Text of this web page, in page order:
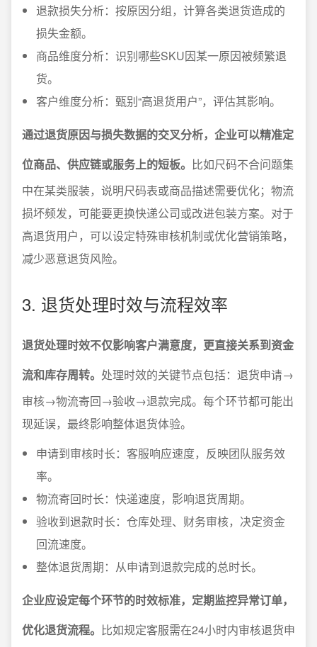
退款损失分析：按原因分组，计算各类退货造成的
损失金额。
商品维度分析：识别哪些SKU因某一原因被频繁退
货。
客户维度分析：甄别“高退货用户”，评估其影响。
通过退货原因与损失数据的交叉分析，企业可以精准定
位商品、供应链或服务上的短板。 比如尺码不合问题集
中在某类服装，说明尺码表或商品描述需要优化；物流
损坏频发，可能要更换快递公司或改进包装方案。对于
高退货用户，可以设定特殊审核机制或优化营销策略，
减少恶意退货风险。
3. 退货处理时效与流程效率
退货处理时效不仅影响客户满意度，更直接关系到资金
流和库存周转。 处理时效的关键节点包括：退货申请→
审核→物流寄回→验收→退款完成。每个环节都可能出
现延误，最终影响整体退货体验。
申请到审核时长：客服响应速度，反映团队服务效
率。
物流寄回时长：快递速度，影响退货周期。
验收到退款时长：仓库处理、财务审核，决定资金
回流速度。
整体退货周期：从申请到退款完成的总时长。
企业应设定每个环节的时效标准，定期监控异常订单，
优化退货流程。 比如规定客服需在24小时内审核退货申